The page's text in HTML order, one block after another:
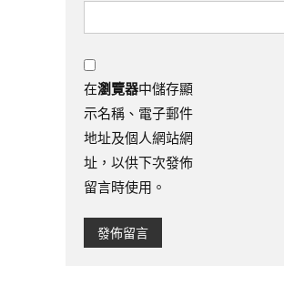
在瀏覽器中儲存顯
示名稱、電子郵件
地址及個人網站網
址，以供下次發佈
留言時使用。